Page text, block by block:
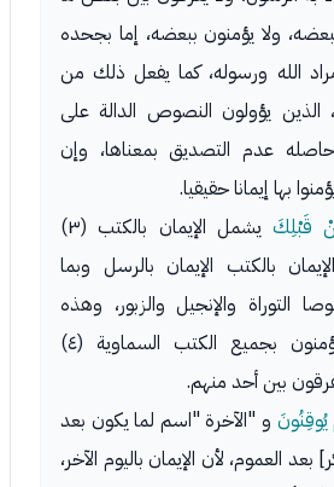
ولا يؤمنون ببعضه، إما بجحده
الله ورسوله، كما يفعل ذلك من
الذين يؤولون النصوص الدالة على
عدم التصديق بمعناها، وإن
بها إيمانا حقيقيا.
قَبْلِكَ
يشمل الإيمان بالكتب (٣)
بالكتب الإيمان بالرسل وبما
التوراة والإنجيل والزبور، وهذه
خاصية المؤمنين يؤمنون بجميع الكتب السماوية (٤)
بين أحد منهم.
يُوقِنُونَ و "الآخرة "اسم لما يكون بعد
العموم، لأن الإيمان باليوم الآخر،